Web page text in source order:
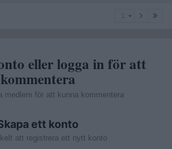
eller logga in för att
kommentera
medlem för att kunna kommentera
ett konto
att registrera ett nytt konto